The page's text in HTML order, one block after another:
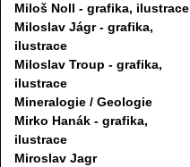
Miloš Noll - grafika, ilustrace
Miloslav Jágr - grafika,
ilustrace
Miloslav Troup - grafika,
ilustrace
Mineralogie / Geologie
Mirko Hanák - grafika,
ilustrace
Miroslav Jagr